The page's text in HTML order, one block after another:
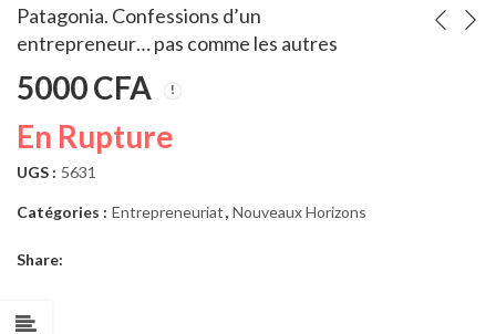
Patagonia. Confessions d’un
entrepreneur… pas comme les autres
5000CFA
En Rupture
UGS : 5631
Catégories : Entrepreneuriat, Nouveaux Horizons
Share: